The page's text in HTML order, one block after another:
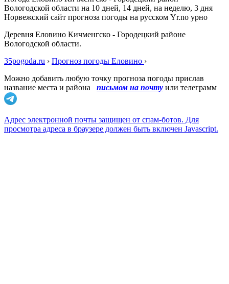
Вологодской области на 10 дней, 14 дней, на неделю, 3 дня
Норвежский сайт прогноза погоды на русском Yr.no урно
Деревня Еловино Кичменгско - Городецкий районе
Вологодской области.
35pogoda.ru › Прогноз погоды Еловино ›
Можно добавить любую точку прогноза погоды прислав
название места и района
письмом на почту или телеграмм
Адрес электронной почты защищен от спам-ботов. Для
просмотра адреса в браузере должен быть включен Javascript.